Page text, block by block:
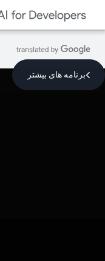
برنامه های بیشتر